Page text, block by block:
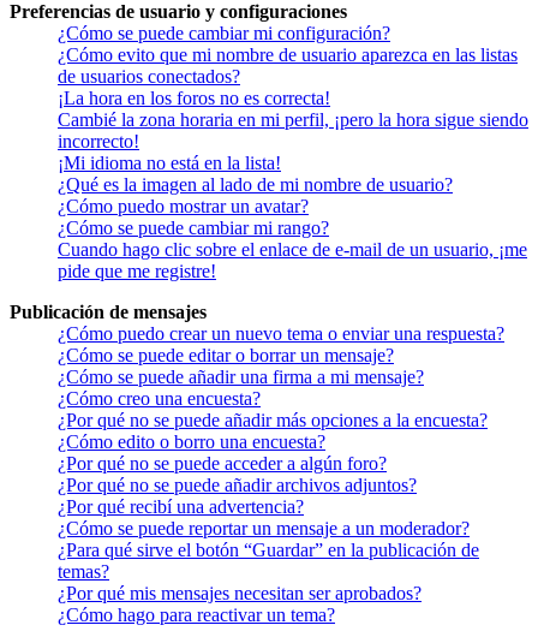
Preferencias de usuario y configuraciones
¿Cómo se puede cambiar mi configuración?
¿Cómo evito que mi nombre de usuario aparezca en las listas
de usuarios conectados?
¡La hora en los foros no es correcta!
Cambié la zona horaria en mi perfil, ¡pero la hora sigue siendo
incorrecto!
¡Mi idioma no está en la lista!
¿Qué es la imagen al lado de mi nombre de usuario?
¿Cómo puedo mostrar un avatar?
¿Cómo se puede cambiar mi rango?
Cuando hago clic sobre el enlace de e-mail de un usuario, ¡me
pide que me registre!
Publicación de mensajes
¿Cómo puedo crear un nuevo tema o enviar una respuesta?
¿Cómo se puede editar o borrar un mensaje?
¿Cómo se puede añadir una firma a mi mensaje?
¿Cómo creo una encuesta?
¿Por qué no se puede añadir más opciones a la encuesta?
¿Cómo edito o borro una encuesta?
¿Por qué no se puede acceder a algún foro?
¿Por qué no se puede añadir archivos adjuntos?
¿Por qué recibí una advertencia?
¿Cómo se puede reportar un mensaje a un moderador?
¿Para qué sirve el botón “Guardar” en la publicación de
temas?
¿Por qué mis mensajes necesitan ser aprobados?
¿Cómo hago para reactivar un tema?